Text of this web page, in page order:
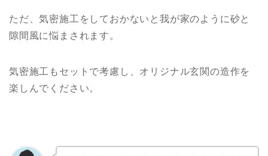
ただ、気密施工をしておかないと我が家のように砂と
隙間風に悩まされます。
気密施工もセットで考慮し、オリジナル玄関の造作を
楽しんでください。